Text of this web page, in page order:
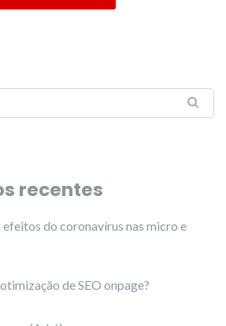
recentes
do coronavírus nas micro e
de SEO onpage?